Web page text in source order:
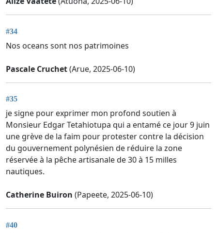
#34
Nos oceans sont nos patrimoines
Pascale Cruchet(Arue, 2025-06-10)
#35
je signe pour exprimer mon profond soutien à
Monsieur Edgar Tetahiotupa qui a entamé ce jour 9 juin
une grève de la faim pour protester contre la décision
du gouvernement polynésien de réduire la zone
réservée à la pêche artisanale de 30 à 15 milles
nautiques.
Catherine Buiron (Papeete, 2025-06-10)
#40